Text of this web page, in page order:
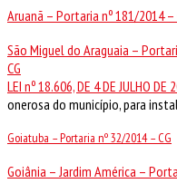
Aruanã – Portaria nº 181/2014 –
São Miguel do Araguaia –
CG
LEI nº 18.606, DE 4 DE JULHO DE
onerosa do município, para
Goiatuba – Portaria nº 32/2014 – CG
Goiânia – Jardim América –